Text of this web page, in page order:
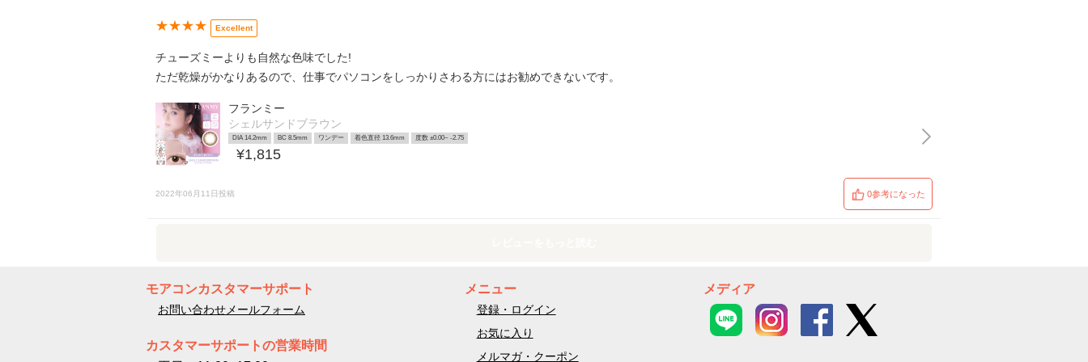
★★★★ Excellent
チューズミーよりも自然な色味でした!
ただ乾燥がかなりあるので、仕事でパソコンをしっかりさわる方にはお勧めできないです。
フランミー
シェルサンドブラウン
DIA 14.2mm BC 8.5mm ワンデー 着色直径 13.6mm 度数 ±0.00~ -2.75
¥1,815
2022年06月11日投稿 0参考になった
モアコンカスタマーサポート
お問い合わせメールフォーム
カスタマーサポートの営業時間
メニュー
登録・ログイン
お気に入り
メルマガ・クーポン
メディア